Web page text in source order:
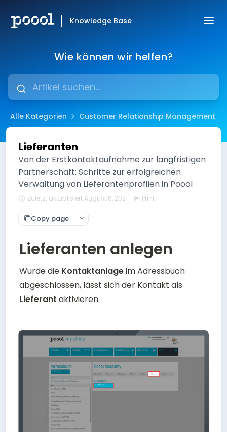
Knowledge Base
Wie können wir helfen?
Alle Kategorien Customer Relationship Management
Lieferanten
Von der Erstkontaktaufnahme zur langfristigen
Partnerschaft: Schritte zur erfolgreichen
Verwaltung von Lieferantenprofilen in Poool
Zuletzt aktualisiert August 6, 2021 Print
Copy page
Lieferanten anlegen
Wurde die Kontaktanlage im Adressbuch
Lieferant aktivieren.